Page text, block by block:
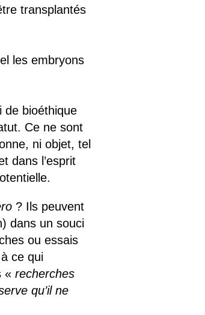
transplantés
les embryons
de bioéthique
Ce ne sont
ni objet, tel
dans l’esprit
? Ils peuvent
dans un souci
ou essais
ce qui
«recherches
qu’il ne